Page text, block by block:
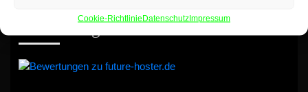
Cookie-RichtlinieDatenschutzImpressum
Bewertungen Unserer Kunden